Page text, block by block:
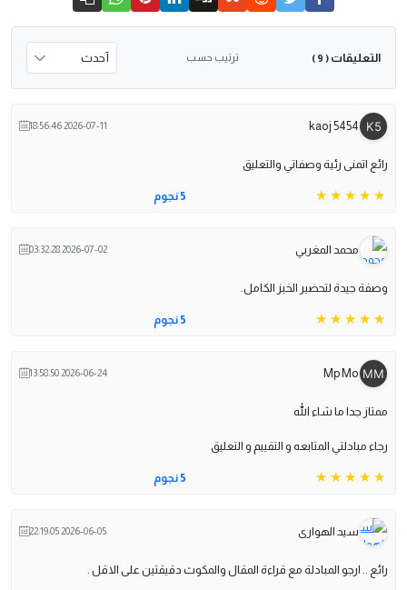
التعليقات ( 9 ) ترتيب حسب
kaoj 5454
2026-07-11 18:56:46
رائع اتمنى رئية وصفاتي والتعليق
5 نجوم
محمد المغربي 2026-07-02 03:32:28
وصفة جيدة لتحضير الخبز الكامل.
5 نجوم
Mp Mo
2026-06-24 13:58:50
ممتاز جدا ما شاء الله
رجاء مبادلتي المتابعه و التقييم و التعليق
5 نجوم
سيد الهوارى 2026-06-05 22:19:05
رائع .. ارجو المبادلة مع قراءة المقال والمكوث دقيقتين على الاقل .